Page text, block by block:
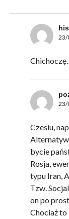
23/
23/
Czesiu,
bycie
Rosja,
typu Iran,
Tzw.
on po
Chociaż to